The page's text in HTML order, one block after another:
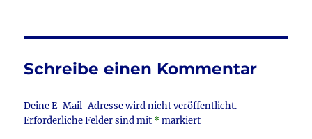
b
o
o
k
r
Schreibe einen Kommentar
Deine E-Mail-Adresse wird nicht veröffentlicht.
Erforderliche Felder sind mit *markiert